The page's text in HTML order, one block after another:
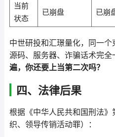
当前
状态
已崩盘 已崩
中世研投和汇璟量化，同一
源码、服务器、诈骗话术完全
遍，你还要上当第二次吗？
四、法律后果
根据《中华人民共和国刑法
织、领导传销活动罪）：